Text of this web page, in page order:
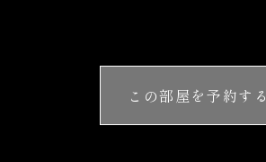
この部屋を予約する